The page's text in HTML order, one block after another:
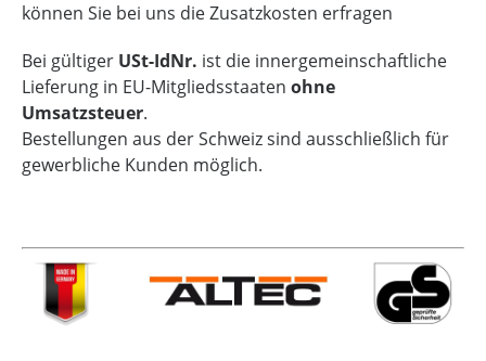
können Sie bei uns die Zusatzkosten erfragen
Bei gültiger USt-IdNr. ist die innergemeinschaftliche
Lieferung in EU-Mitgliedsstaaten ohne
Umsatzsteuer.
Bestellungen aus der Schweiz sind ausschließlich für
gewerbliche Kunden möglich.